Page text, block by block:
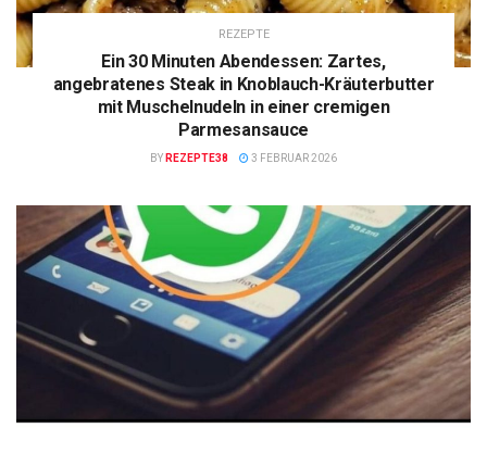
REZEPTE
Ein 30 Minuten Abendessen: Zartes,
angebratenes Steak in Knoblauch-Kräuterbutter
mit Muschelnudeln in einer cremigen
Parmesansauce
BY REZEPTE38 3 FEBRUAR 2026